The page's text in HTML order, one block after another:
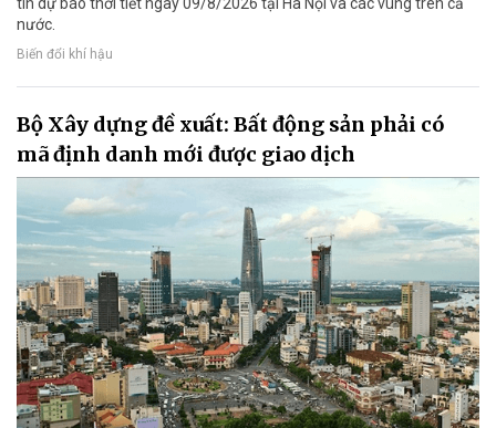
nước.
Biến đổi khí hậu
Bộ Xây dựng đề xuất: Bất động sản phải có
mã định danh mới được giao dịch